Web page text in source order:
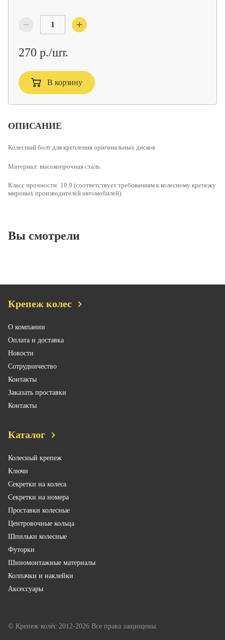
270 р./шт.
В корзину
ОПИСАНИЕ
Колесный болт для крепления оригинальных дисков
Материал: высокопрочная сталь
Класс прочности: 10.9 (соответствует требованиям к колесному крепежу
мировых производителей автомобилей).
Вы смотрели
Крепеж колес
О компании
Оплата и доставка
Новости
Сотрудничество
Контакты
Заказать проставки
Контакты
Каталог
Колесный крепеж
Ключи
Секретки на колеса
Секретки на номера
Проставки колесные
Центровочные кольца
Шпильки колесные
Футорки
Шиномонтажные материалы
Колпачки и наклейки
Аксессуары
© Крепеж колёс 2012-2026 Все права защищены.